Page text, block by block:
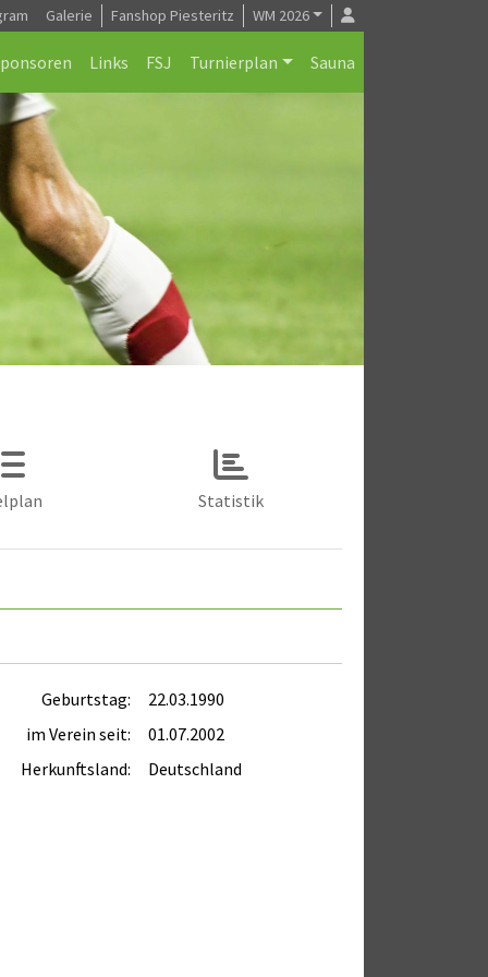
Galerie Fanshop Piesteritz WM 2026
Links FSJ Turnierplan Sauna
Statistik
Geburtstag:
22.03.1990
im Verein seit:
01.07.2002
Herkunftsland:
Deutschland